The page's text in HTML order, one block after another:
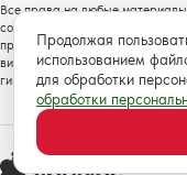
Все права на любые
соответствии с российским и
праве и смежных правах. Любое
видеоматериалов возможно
гиперссылкой на сайт https://
Продолжая
использованием
для обработки
обработки